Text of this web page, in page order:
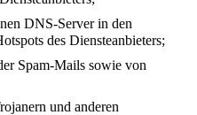
DNS-Server in den
des Diensteanbieters;
Spam-Mails sowie von
und anderen